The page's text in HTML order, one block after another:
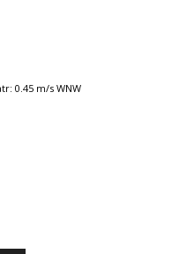
0.45 m/s WNW